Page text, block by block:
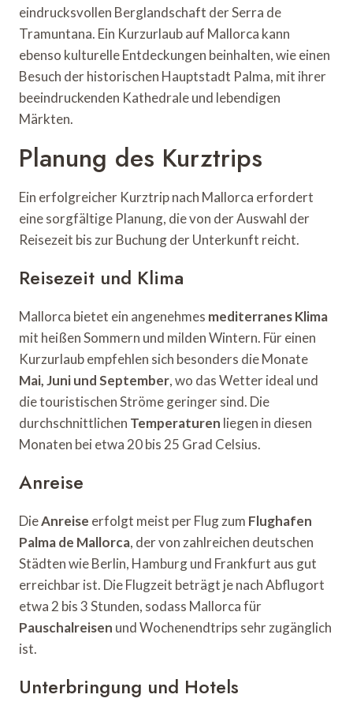
eindrucksvollen Berglandschaft der Serra de
Tramuntana. Ein Kurzurlaub auf Mallorca kann
ebenso kulturelle Entdeckungen beinhalten, wie einen
Besuch der historischen Hauptstadt Palma, mit ihrer
beeindruckenden Kathedrale und lebendigen
Märkten.
Planung des Kurztrips
Ein erfolgreicher Kurztrip nach Mallorca erfordert
eine sorgfältige Planung, die von der Auswahl der
Reisezeit bis zur Buchung der Unterkunft reicht.
Reisezeit und Klima
Mallorca bietet ein angenehmes mediterranes Klima
mit heißen Sommern und milden Wintern. Für einen
Kurzurlaub empfehlen sich besonders die Monate
Mai, Juni und September, wo das Wetter ideal und
die touristischen Ströme geringer sind. Die
durchschnittlichen Temperaturen liegen in diesen
Monaten bei etwa 20 bis 25 Grad Celsius.
Anreise
DieAnreise erfolgt meist per Flug zum Flughafen
Palma de Mallorca, der von zahlreichen deutschen
Städten wie Berlin, Hamburg und Frankfurt aus gut
erreichbar ist. Die Flugzeit beträgt je nach Abflugort
etwa 2 bis 3 Stunden, sodass Mallorca für
Pauschalreisen und Wochenendtrips sehr zugänglich
ist.
Unterbringung und Hotels